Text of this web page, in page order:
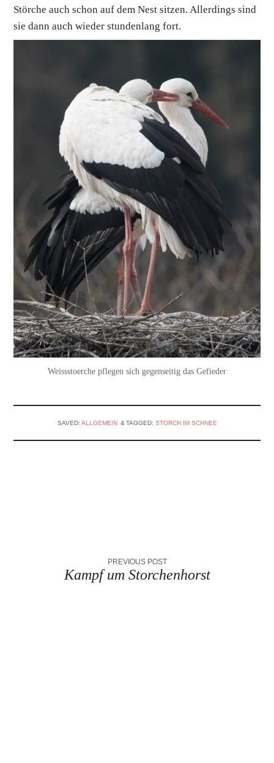
Störche auch schon auf dem Nest sitzen. Allerdings sind
sie dann auch wieder stundenlang fort.
Weissstoerche pflegen sich gegenseitig das Gefieder
SAVED: ALLGEMEIN TAGGED: STORCH IM SCHNEE
PREVIOUS POST
Kampf um Storchenhorst